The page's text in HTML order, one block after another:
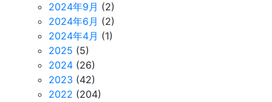
2024年9月 (2)
2024年6月 (2)
2024年4月 (1)
2025 (5)
2024 (26)
2023 (42)
2022 (204)